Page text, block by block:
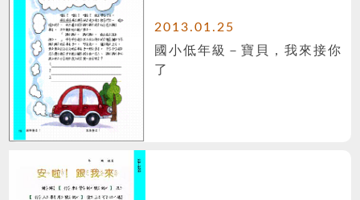
2013.01.25
國小低年級－寶貝，我來接你
了